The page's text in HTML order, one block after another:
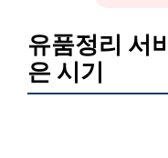
유품정리 서
은 시기